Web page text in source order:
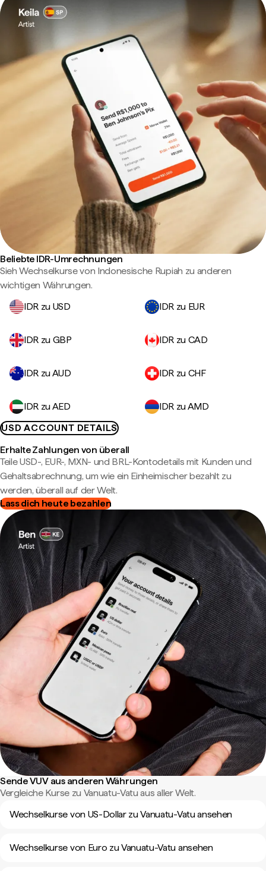
Beliebte IDR-Umrechnungen
Sieh Wechselkurse von Indonesische Rupiah zu anderen
wichtigen Währungen.
IDR zu USD
IDR zu EUR
IDR zu GBP IDR zu CAD
IDR zu AUD IDR zu CHF
IDR zu AED
IDR zu AMD
USD ACCOUNT DETAILS
Erhalte Zahlungen von überall
Teile USD-, EUR-, MXN- und BRL-Kontodetails mit Kunden und
Gehaltsabrechnung, um wie ein Einheimischer bezahlt zu
werden, überall auf der Welt.
Lass dich heute bezahlen
Sende VUV aus anderen Währungen
Vergleiche Kurse zu Vanuatu-Vatu aus aller Welt.
Wechselkurse von US-Dollar zu Vanuatu-Vatu ansehen
Wechselkurse von Euro zu Vanuatu-Vatu ansehen